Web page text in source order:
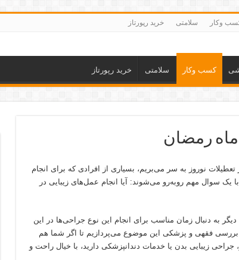
وکار سلامتی خرید رپورتاز
کسب وکار سلامتی خرید رپورتاز
رمضان
نوروز به سر می‌بریم، بسیاری از افرادی که برای انجام
یک سوال مهم روبه‌رو می‌شوند: آیا انجام عمل‌های زیبایی در
به دنبال زمان مناسب برای انجام این نوع جراحی‌ها در این
فقهی و پزشکی این موضوع می‌پردازیم تا اگر شما هم
زیبایی بدن یا خدمات دندانپزشکی دارید، با خیال راحت و